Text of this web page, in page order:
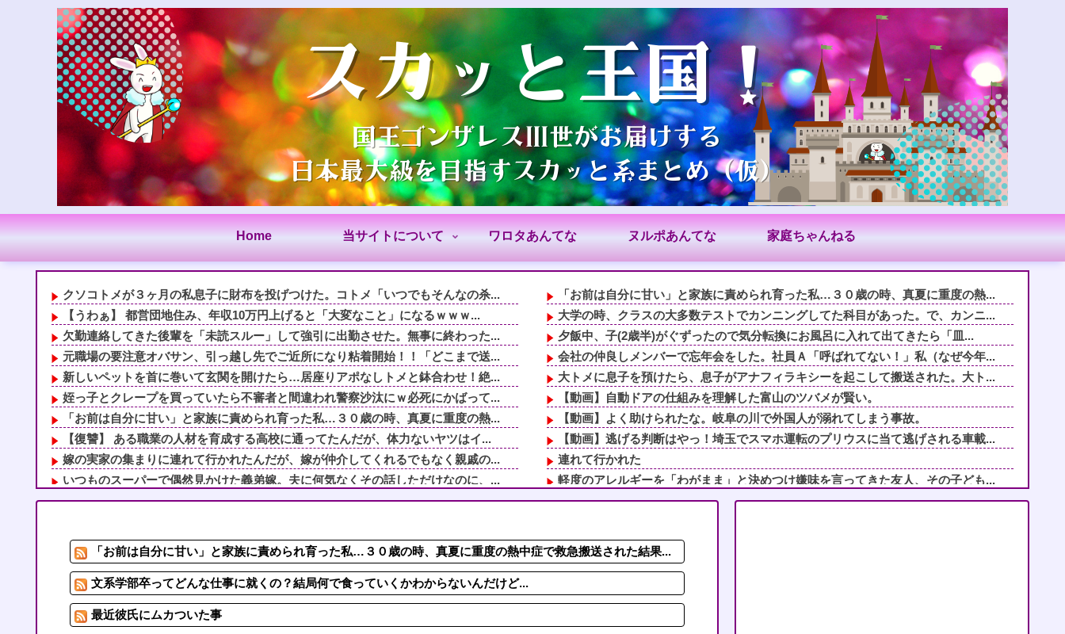
Home 当サイトについて ワロタあんてな ヌルポあんてな 家庭ちゃんねる
クソコトメが３ヶ月の私息子に財布を投げつけた。コトメ「いつでもそんなの杀...
【うわぁ】 都営団地住み、年収10万円上げると「大変なこと」になるｗｗｗ...
欠勤連絡してきた後輩を「未読スルー」して強引に出勤させた。無事に終わった...
元職場の要注意オバサン、引っ越し先でご近所になり粘着開始！！「どこまで送...
新しいペットを首に巻いて玄関を開けたら…居座りアポなしトメと鉢合わせ！絶...
姪っ子とクレープを買っていたら不審者と間違われ警察沙汰にｗ必死にかばって...
「お前は自分に甘い」と家族に責められ育った私…３０歳の時、真夏に重度の熱...
【復讐】 ある職業の人材を育成する高校に通ってたんだが、体力ないヤツはイ...
嫁の実家の集まりに連れて行かれたんだが、嫁が仲介してくれるでもなく親戚の...
いつものスーパーで偶然見かけた義弟嫁。夫に何気なくその話しただけなのに、...
出張から帰ったら、嫁の顔が青ざめていた。俺「一体何があったんだ？」嫁「…...
私「持病のせいで仕事ができなくて、アパートを追い出されそうなの」友「これ...
とあるメーカーの野菜スープを銘柄指定して「あれば買ってきて」と夫に頼んだ...
休日に甥っ子をアポなし託児を押し付けてきた兄嫁！「テレビでも見せといてw...
「お前は自分に甘い」と家族に責められ育った私…３０歳の時、真夏に重度の熱...
大学の時、クラスの大多数テストでカンニングしてた科目があった。で、カンニ...
夕飯中、子(2歳半)がぐずったので気分転換にお風呂に入れて出てきたら「皿...
会社の仲良しメンバーで忘年会をした。社員Ａ「呼ばれてない！」私（なぜ今年...
大トメに息子を預けたら、息子がアナフィラキシーを起こして搬送された。大ト...
【動画】自動ドアの仕組みを理解した富山のツバメが賢い。
【動画】よく助けられたな。岐阜の川で外国人が溺れてしまう事故。
【動画】逃げる判断はやっ！埼玉でスマホ運転のプリウスに当て逃げされる車載...
連れて行かれた
軽度のアレルギーを「わがまま」と決めつけ嫌味を言ってきた友人、その子ども...
「お前は自分に甘い」と家族に責められ育った私…３０歳の時、真夏に重度の熱...
【悲報】令和の男性が思う"普通の女性"がこれらしいWWWWWWWWWWW...
娘が生まれて嫁への愛情が薄れ、職場の女とフリンして離婚した。ところが、あ...
「お前は自分に甘い」と家族に責められ育った私…３０歳の時、真夏に重度の熱中症で救急搬送された結果...
文系学部卒ってどんな仕事に就くの？結局何で食っていくかわからないんだけど...
最近彼氏にムカついた事